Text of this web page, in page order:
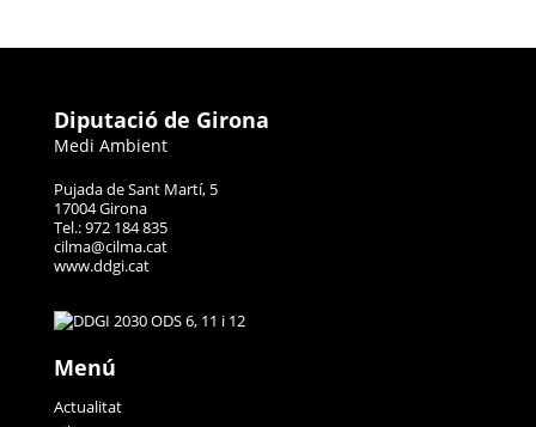
Diputació de Girona
Medi Ambient
Pujada de Sant Martí, 5
17004 Girona
Tel.: 972 184 835
cilma@cilma.cat
www.ddgi.cat
Menú
Actualitat